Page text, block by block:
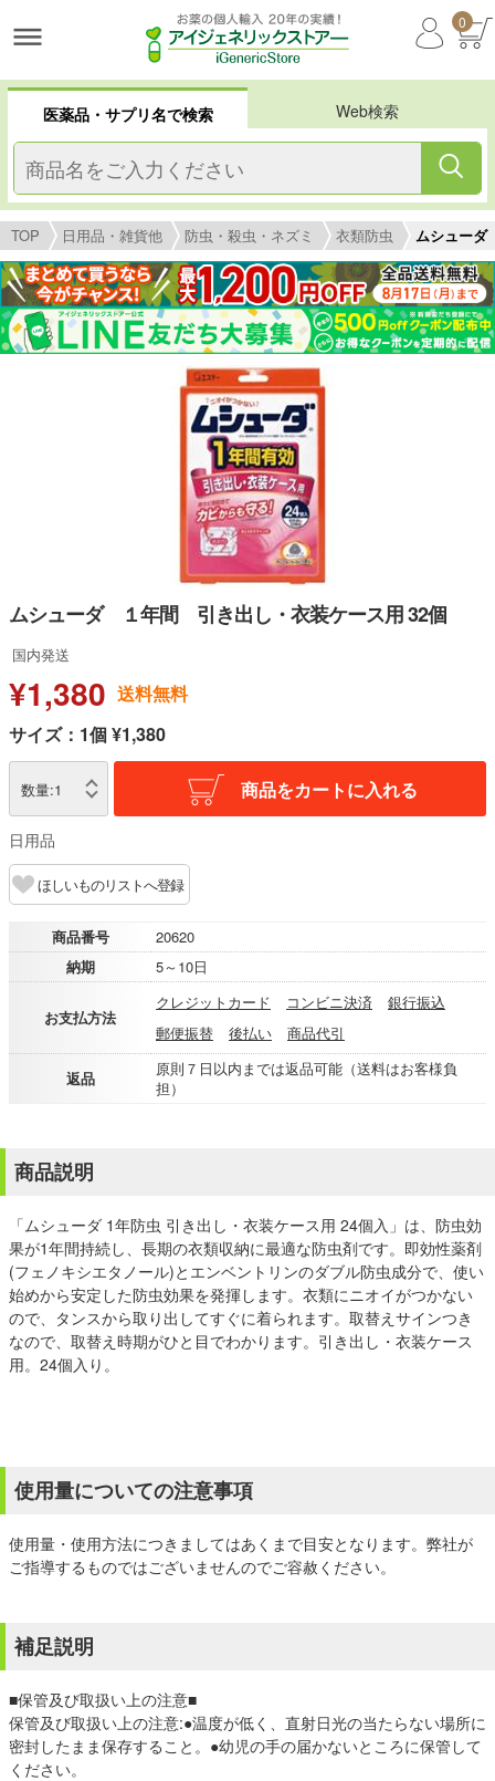
0
医薬品・サプリ名で検索 Web検索
TOP 日用品・雑貨他 防虫・殺虫・ネズミ 衣類防虫 ムシュー
ムシューダ １年間 引き出し・衣装ケース用 32個
国内発送
¥1,380 送料無料
サイズ：1個 ¥1,380
数量:1 商品をカートに入れる
日用品
ほしいものリストへ登録
商品番号
20620
納期
5～10日
お支払方法
クレジットカード コンビニ決済
銀行振込
郵便振替
後払い 商品代引
返品
原則７日以内までは返品可能（送料はお客様負
担）
商品説明
「ムシューダ 1年防虫 引き出し・衣装ケース用 24個入」は、防虫効
果が1年間持続し、長期の衣類収納に最適な防虫剤です。即効性薬剤
(フェノキシエタノール)とエンベントリンのダブル防虫成分で、使い
始めから安定した防虫効果を発揮します。衣類にニオイがつかない
ので、タンスから取り出してすぐに着られます。取替えサインつき
なので、取替え時期がひと目でわかります。引き出し・衣装ケース
用。24個入り。
使用量についての注意事項
使用量・使用方法につきましてはあくまで目安となります。弊社が
ご指導するものではございませんのでご容赦ください。
補足説明
■保管及び取扱い上の注意■
保管及び取扱い上の注意:●温度が低く、直射日光の当たらない場所に
密封したまま保存すること。●幼児の手の届かないところに保管して
ください。